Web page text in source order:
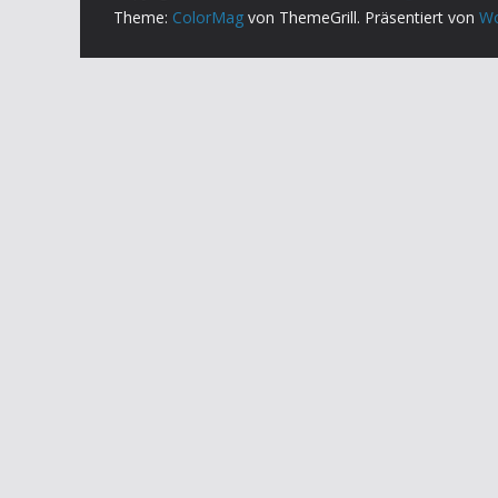
Theme: ColorMag von ThemeGrill. Präsentiert von